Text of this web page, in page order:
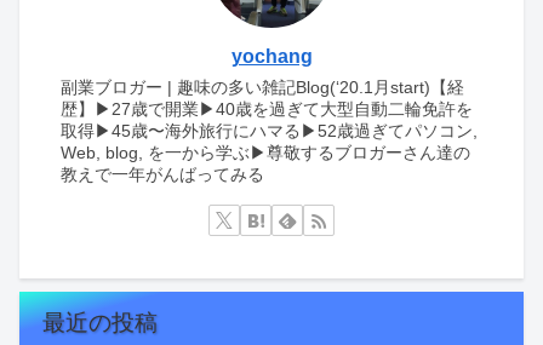
yochang
副業ブロガー | 趣味の多い雑記Blog(‘20.1月start)【経
歴】▶︎27歳で開業▶︎40歳を過ぎて大型自動二輪免許を
取得▶︎45歳〜海外旅行にハマる▶︎52歳過ぎてパソコン,
Web, blog, を一から学ぶ▶︎尊敬するブロガーさん達の
教えで一年がんばってみる
最近の投稿